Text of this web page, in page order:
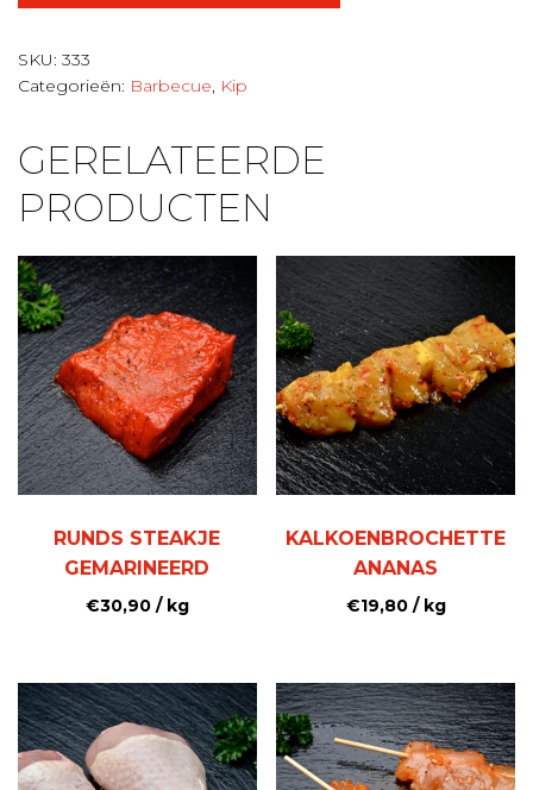
SKU: 333
Categorieën: Barbecue, Kip
GERELATEERDE
PRODUCTEN
RUNDS STEAKJE
GEMARINEERD
€30,90/ kg
KALKOENBROCHETTE
ANANAS
€19,80/ kg